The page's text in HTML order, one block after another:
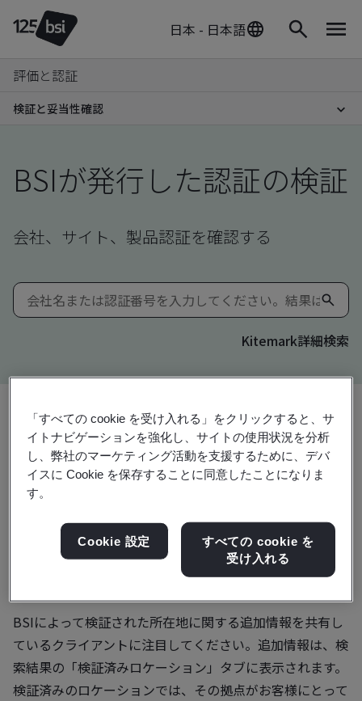
日本 - 日本語
評価と認証
検証と妥当性確認
BSIが発行した認証の検証
会社、サイト、製品認証を確認する
Kitemark詳細検索
BSI認証および検証ディレ
クトリ
BSI認証および検証ディレクトリを使用して、BSI発行の
認証またはサイト検証を検証し、BSIクライアントが保有
BSIによって検証された所在地に関する追加情報を共有し
ているクライアントに注目してください。追加情報は、検
索結果の「検証済みロケーション」タブに表示されます。
検証済みのロケーションでは、その拠点がお客様にとって
「すべての cookie を受け入れる」をクリックすると、サ
イトナビゲーションを強化し、サイトの使用状況を分析
し、弊社のマーケティング活動を支援するために、デバ
イスに Cookie を保存することに同意したことになりま
す。
Cookie 設定
すべての cookie を
受け入れる